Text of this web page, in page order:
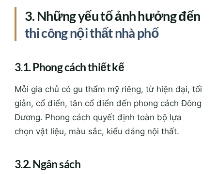
3. Những yếu tố ảnh hưởng đến
thi công nội thất nhà phố
3.1. Phong cách thiết kế
Mỗi gia chủ có gu thẩm mỹ riêng, từ hiện đại, tối
giản, cổ điển, tân cổ điển đến phong cách Đông
Dương. Phong cách quyết định toàn bộ lựa
chọn vật liệu, màu sắc, kiểu dáng nội thất.
3.2. Ngân sách